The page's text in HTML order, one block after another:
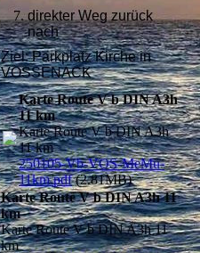
direkter Weg zurück
nach
Ziel: Parkplatz Kirche in
VOSSENACK
Karte Route V b DIN A3h
11 km
Karte Route V b DIN A3h
11 km
250105-Vb-VOS-MeMu-
11km.pdf(2.81MB)
Karte Route V b DIN A3h 11
km
Karte Route V b DIN A3h 11
km